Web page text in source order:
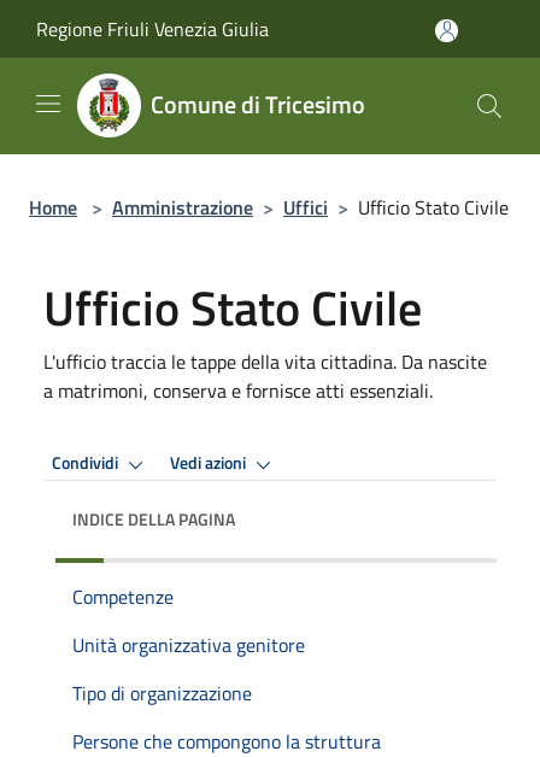
Regione Friuli Venezia Giulia
Comune di Tricesimo
Home > Amministrazione > Uffici > Ufficio Stato Civile
Ufficio Stato Civile
L'ufficio traccia le tappe della vita cittadina. Da nascite
a matrimoni, conserva e fornisce atti essenziali.
Condividi Vedi azioni
INDICE DELLA PAGINA
Competenze
Unità organizzativa genitore
Tipo di organizzazione
Persone che compongono la struttura